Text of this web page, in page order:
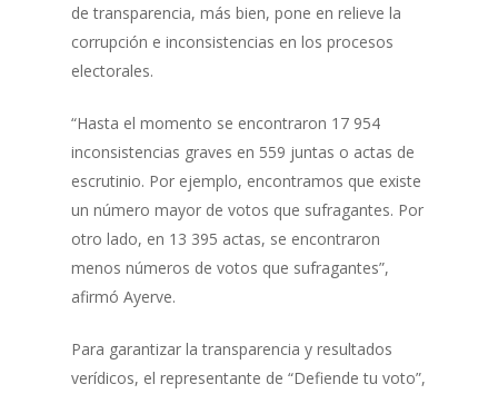
de transparencia, más bien, pone en relieve la
corrupción e inconsistencias en los procesos
electorales.
“Hasta el momento se encontraron 17 954
inconsistencias graves en 559 juntas o actas de
escrutinio. Por ejemplo, encontramos que existe
un número mayor de votos que sufragantes. Por
otro lado, en 13 395 actas, se encontraron
menos números de votos que sufragantes”,
afirmó Ayerve.
Para garantizar la transparencia y resultados
verídicos, el representante de “Defiende tu voto”,